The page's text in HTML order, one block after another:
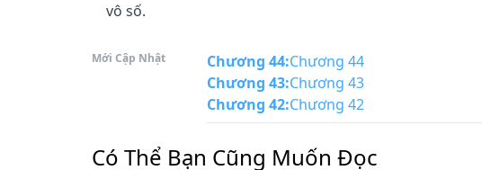
vô số.
—— Thật vất vả mới chụp được mấy bức ảnh béo bở,
Sau khi sống lại Hạ Trừng Trừng xuyên vào một
đối lập với nữ chính bạch liên hoa.
Mới Cập Nhật Chương 44:Chương 44
Chương 43:Chương 43
Chương 42:Chương 42
Có Thể Bạn Cũng Muốn Đọc